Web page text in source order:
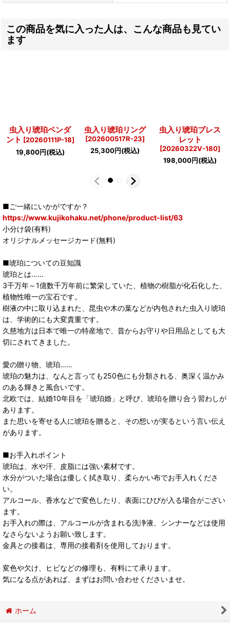
この商品を気に入った人は、こんな商品も見てい
ます
虫入り琥珀ペンダ
ント [20260111P-18]
19,800円(税込)
虫入り琥珀リング
[202600517R-23]
25,300円(税込)
虫入り琥珀ブレス
レット
[20260322V-180]
198,000円(税込)
■ご一緒にいかがですか？
https://www.kujikohaku.net/phone/product-list/63
小分け袋(有料)
オリジナルメッセージカード(無料)
■琥珀についての豆知識
琥珀とは……
3千万年～1億数千万年前に繁栄していた、植物の樹脂が化石化した、
植物性唯一の宝石です。
樹液の中に取り込まれた、昆虫や木の葉などが内包された虫入り琥珀
は、学術的にも大変貴重です。
久慈地方は日本で唯一の特産地で、昔からお守りや日用品としても大
切にされてきました。
愛の贈り物、琥珀……
琥珀の魅力は、なんと言っても250色にも分類される、奥深く温かみ
のある輝きと風合いです。
北欧では、結婚10年目を「琥珀婚」と呼び、琥珀を贈り合う習わしが
あります。
また思いを寄せる人に琥珀を贈ると、その想いが実るという言い伝え
があります。
■お手入れポイント
琥珀は、水や汗、皮脂には強い素材です。
水分がついた場合は優しく拭き取り、柔らかい布でお手入れくださ
い。
アルコール、香水などで変色したり、表面にひびが入る場合がござい
ます。
お手入れの際は、アルコールが含まれる洗浄液、シンナーなどは使用
なさらないようお願い致します。
金具との接着は、専用の接着剤を使用しております。
変色や欠け、ヒビなどの修理も、有料にて承ります。
気になる点があれば、まずはお問い合わせくださいませ。
ホーム